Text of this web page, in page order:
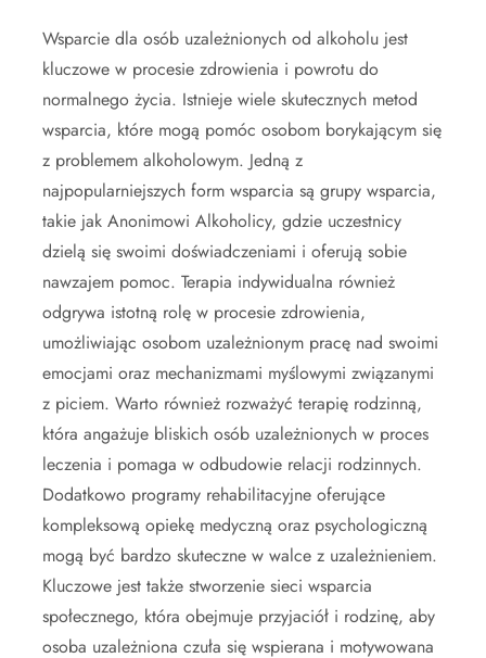
Wsparcie dla osób uzależnionych od alkoholu jest
kluczowe w procesie zdrowienia i powrotu do
normalnego życia. Istnieje wiele skutecznych metod
wsparcia, które mogą pomóc osobom borykającym się
z problemem alkoholowym. Jedną z
najpopularniejszych form wsparcia są grupy wsparcia,
takie jak Anonimowi Alkoholicy, gdzie uczestnicy
dzielą się swoimi doświadczeniami i oferują sobie
nawzajem pomoc. Terapia indywidualna również
odgrywa istotną rolę w procesie zdrowienia,
umożliwiając osobom uzależnionym pracę nad swoimi
emocjami oraz mechanizmami myślowymi związanymi
z piciem. Warto również rozważyć terapię rodzinną,
która angażuje bliskich osób uzależnionych w proces
leczenia i pomaga w odbudowie relacji rodzinnych.
Dodatkowo programy rehabilitacyjne oferujące
kompleksową opiekę medyczną oraz psychologiczną
mogą być bardzo skuteczne w walce z uzależnieniem.
Kluczowe jest także stworzenie sieci wsparcia
społecznego, która obejmuje przyjaciół i rodzinę, aby
osoba uzależniona czuła się wspierana i motywowana